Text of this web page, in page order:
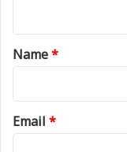
*
Name*
Email *